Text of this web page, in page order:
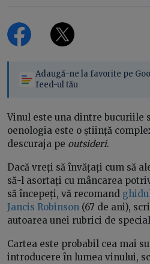
Adaugă-ne la favorite pe
feed-ul tău
Vinul este una dintre bucuriile
oenologia este o știință
descuraja pe outsideri.
Dacă vreți să învățați cum să
să-l asortați cu mâncarea
să începeți, vă recomand
Jancis Robinson (67 de ani),
autoarea unei rubrici de
Cartea este probabil cea mai
introducere în lumea vinului,